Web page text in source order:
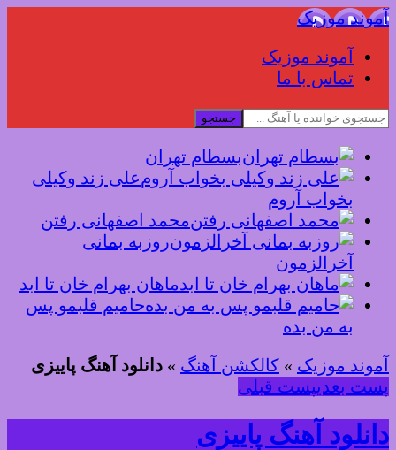
آموند موزیک
آموند موزیک
تماس با ما
جستجو
بسطام تهران
علی زند وکیلی
بخواب آروم
محمد اصفهانی رفتن
روزبه بمانی
آخرالزمون
ماهان بهرام خان تا ابد
حامیم قلبمو پس
به من بده
آموند موزیک » کالکشن آهنگ » دانلود آهنگ پاییزی
پست بعدیپست قبلی
دانلود آهنگ پاییزی